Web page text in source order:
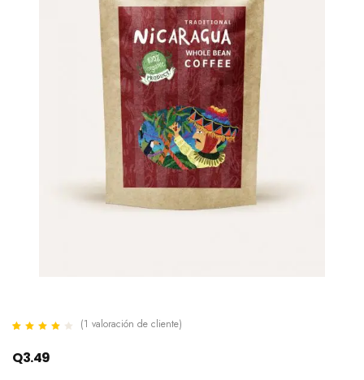
4.00
sobre 5
(1 valoración de cliente)
Q3.49